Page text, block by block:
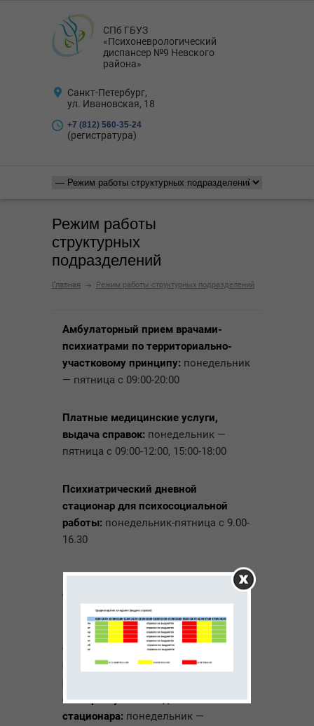
СПб ГБУЗ
«Психоневрологический
диспансер №9 Невского
района»
Санкт-Петербург,
ул. Ивановская, 18
+7 (812) 560-35-24
(регистратура)
Режим работы
структурных
подразделений
Главная Режим работы структурных подразделений
Амбулаторный прием врачами-
психиатрами по территориально-
участковому принципу: понедельник
— пятница с 09:00-20:00
Платные медицинские услуги,
выдача справок: понедельник —
пятница с 09:00-12:00, 15:00-18:00
Психиатрический дневной
стационар для психосоциальной
работы: понедельник-пятница с 9.00-
16.30
Психиатрический дневной
стационар:
понедельник — пятница с
9:00 до 16:30
Отделение оказания
психиатрической помощи при
спектра в условиях дневного
стационара: понедельник —